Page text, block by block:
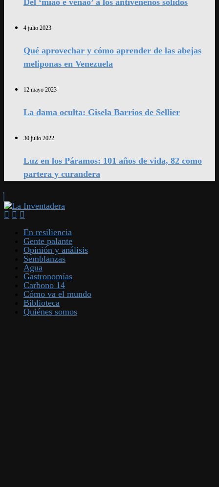
Del ‘miao e venao’ a los antivenenos sólidos
4 julio 2023
Qué aprovechar y cómo aprender de las abejas
meliponas en Venezuela
12 mayo 2023
La dama oculta: Gisela Barrios de Sellier
30 julio 2022
Luz en los Páramos: 101 años de vida, 82 como
partera y curandera
En resiliencia
Gente palante
Opinión y análisis
Semblanzas
Agua
Gastronomías
Carbono 14
Cómo va el mundo
Biblioteca
Quiénes somos